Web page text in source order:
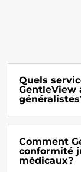
Quels
GentleView
Comment
conformité
médicaux?